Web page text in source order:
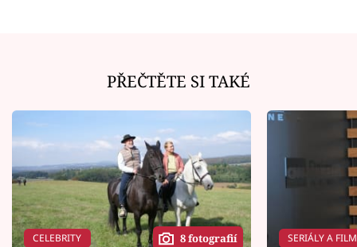
PŘEČTĚTE SI TAKÉ
CELEBRITY 8 fotografií SERIÁLY A